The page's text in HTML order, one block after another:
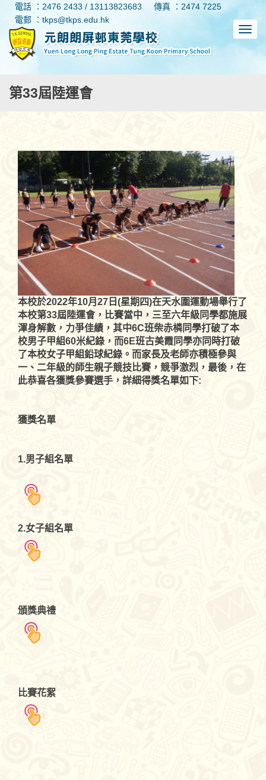
電話 ：2476 2433 / 13113823683
傳真 ：2474 7225
電郵 ：tkps@tkps.edu.hk
第33屆陸運會
本校於2022年10月27日(星期四)在天水圍運動場舉行了
本校第33屆陸運會，比賽當中，三至六年級同學都施展
渾身解數，力爭佳績，其中6C班柴赤橉同學打破了本
校男子甲組60米紀錄，而6E班古美霞同學亦同時打破
了本校女子甲組鉛球紀錄。而家長及老師亦積極參與
一、二年級的師生親子競技比賽，競爭激烈，最後，在
此恭喜各獲獎參賽選手，詳細得獎名單如下:
獲獎名單
1.男子組名單
2.女子組名單
頒獎典禮
比賽花絮